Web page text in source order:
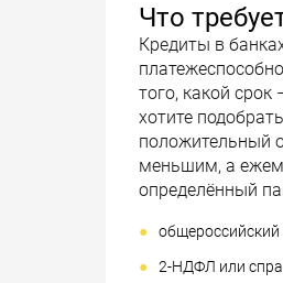
Что
Кредиты в
того, какой
хотите
положительный
меньшим, а
определённый
общероссийский
2-НДФЛ или